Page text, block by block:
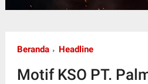
Beranda Headline
Motif KSO PT.